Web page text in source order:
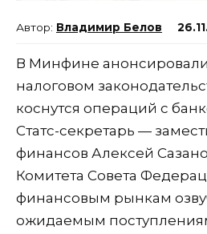
Владимир Белов
В Минфине
налоговом
коснутся операций с
Статс-секретарь —
финансов Алексей
Комитета Совета
финансовым рынкам
ожидаемым